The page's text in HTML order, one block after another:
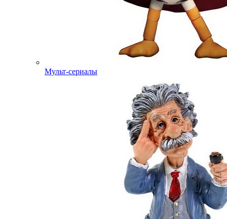
Мульт-сериалы